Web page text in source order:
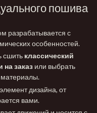
пошива
разрабатывается с
особенностей.
сшить классический
заказ или выбрать
материалы.
дизайна, от
вами.